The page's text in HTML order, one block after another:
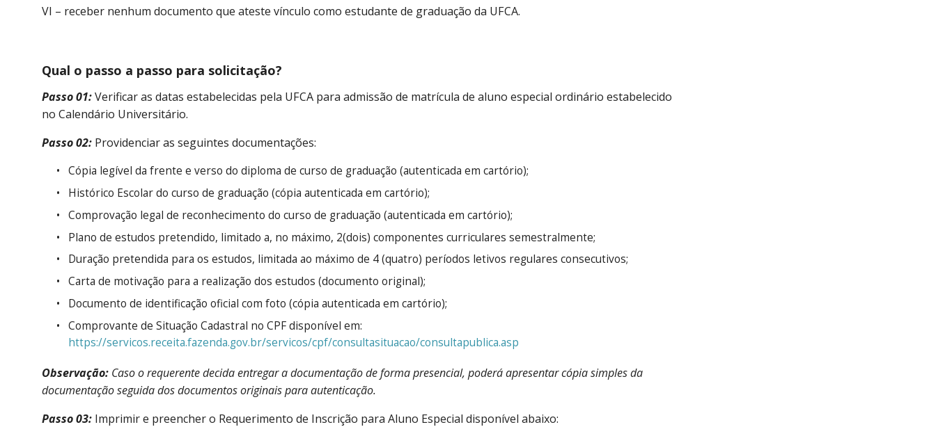
VI – receber nenhum documento que ateste vínculo como estudante de graduação da UFCA.
Qual o passo a passo para solicitação?
Passo 01:Verificar as datas estabelecidas pela UFCA para admissão de matrícula de aluno especial ordinário estabelecido
no Calendário Universitário.
Passo 02:Providenciar as seguintes documentações:
Cópia legível da frente e verso do diploma de curso de graduação (autenticada em cartório);
Histórico Escolar do curso de graduação (cópia autenticada em cartório);
Comprovação legal de reconhecimento do curso de graduação (autenticada em cartório);
Plano de estudos pretendido, limitado a, no máximo, 2(dois) componentes curriculares semestralmente;
Duração pretendida para os estudos, limitada ao máximo de 4 (quatro) períodos letivos regulares consecutivos;
Carta de motivação para a realização dos estudos (documento original);
Documento de identificação oficial com foto (cópia autenticada em cartório);
Comprovante de Situação Cadastral no CPF disponível em:
https://servicos.receita.fazenda.gov.br/servicos/cpf/consultasituacao/consultapublica.asp
Observação:Caso o requerente decida entregar a documentação de forma presencial, poderá apresentar cópia simples da
documentação seguida dos documentos originais para autenticação.
Passo 03:Imprimir e preencher o Requerimento de Inscrição para Aluno Especial disponível abaixo: